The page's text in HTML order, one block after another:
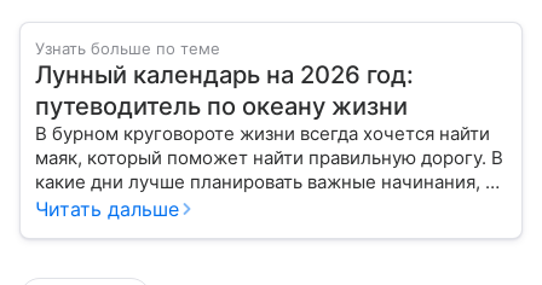
Узнать больше по теме
Лунный календарь на 2026 год:
путеводитель по океану жизни
В бурном круговороте жизни всегда хочется найти
маяк, который поможет найти правильную дорогу. В
какие дни лучше планировать важные начинания, а
когда стоит уделить больше внимания
Читать дальше